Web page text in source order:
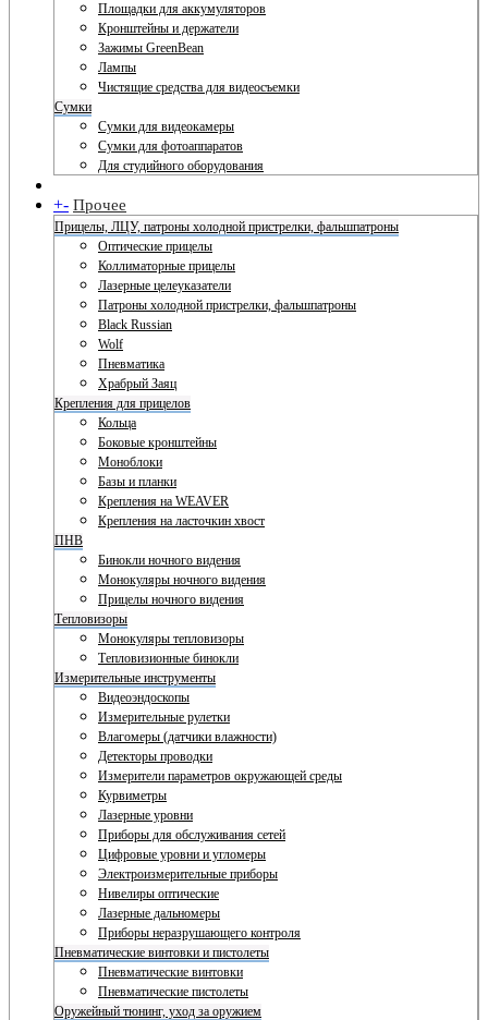
Площадки для аккумуляторов
Кронштейны и держатели
Зажимы GreenBean
Лампы
Чистящие средства для видеосъемки
Сумки
Сумки для видеокамеры
Сумки для фотоаппаратов
Для студийного оборудования
+- Прочее
Прицелы, ЛЦУ, патроны холодной пристрелки, фальшпатроны
Оптические прицелы
Коллиматорные прицелы
Лазерные целеуказатели
Патроны холодной пристрелки, фальшпатроны
Black Russian
Wolf
Пневматика
Храбрый Заяц
Крепления для прицелов
Кольца
Боковые кронштейны
Моноблоки
Базы и планки
Крепления на WEAVER
Крепления на ласточкин хвост
ПНВ
Бинокли ночного видения
Монокуляры ночного видения
Прицелы ночного видения
Тепловизоры
Монокуляры тепловизоры
Тепловизионные бинокли
Измерительные инструменты
Видеоэндоскопы
Измерительные рулетки
Влагомеры (датчики влажности)
Детекторы проводки
Измерители параметров окружающей среды
Курвиметры
Лазерные уровни
Приборы для обслуживания сетей
Цифровые уровни и угломеры
Электроизмерительные приборы
Нивелиры оптические
Лазерные дальномеры
Приборы неразрушающего контроля
Пневматические винтовки и пистолеты
Пневматические винтовки
Пневматические пистолеты
Оружейный тюнинг, уход за оружием